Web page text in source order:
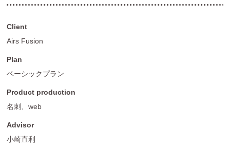
Client
Airs Fusion
Plan
ベーシックプラン
Product production
名刺、web
Advisor
小崎直利